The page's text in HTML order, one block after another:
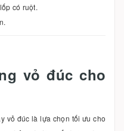
có ruột.
vỏ đúc cho
vỏ đúc là lựa chọn tối ưu cho